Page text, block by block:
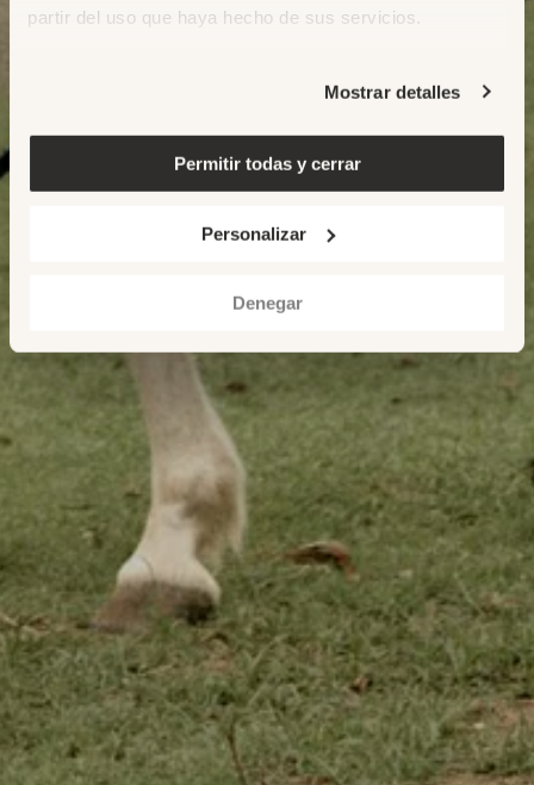
partir del uso que haya hecho de sus servicios.
Mostrar detalles
Permitir todas y cerrar
Personalizar
Denegar